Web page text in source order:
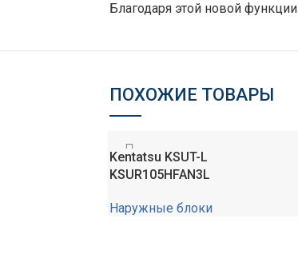
Благодаря этой новой
ПОХОЖИЕ ТОВАРЫ
Kentatsu KSUT-L
KSUR105HFAN3L
Наружные блоки